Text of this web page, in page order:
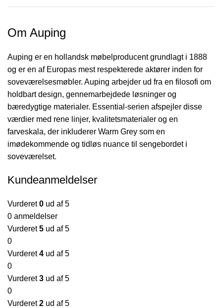
Om Auping
Auping er en hollandsk møbelproducent grundlagt i 1888
og er en af Europas mest respekterede aktører inden for
soveværelsesmøbler. Auping arbejder ud fra en filosofi om
holdbart design, gennemarbejdede løsninger og
bæredygtige materialer. Essential-serien afspejler disse
værdier med rene linjer, kvalitetsmaterialer og en
farveskala, der inkluderer Warm Grey som en
imødekommende og tidløs nuance til sengebordet i
soveværelset.
Kundeanmeldelser
Vurderet0 ud af 5
0 anmeldelser
Vurderet5 ud af 5
0
Vurderet4 ud af 5
0
Vurderet3 ud af 5
0
Vurderet2 ud af 5